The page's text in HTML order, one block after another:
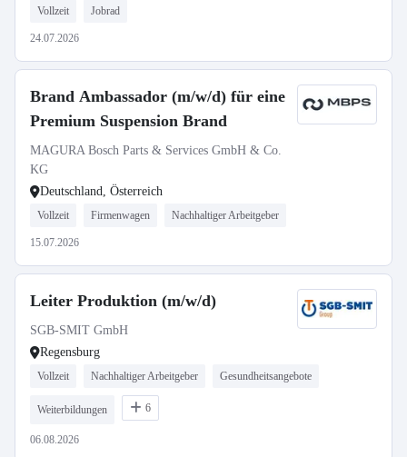
Vollzeit Jobrad
24.07.2026
Brand Ambassador (m/w/d) für eine
Premium Suspension Brand
MAGURA Bosch Parts & Services GmbH & Co.
KG
Deutschland, Österreich
Vollzeit Firmenwagen Nachhaltiger Arbeitgeber
15.07.2026
Leiter Produktion (m/w/d)
SGB-SMIT GmbH
Regensburg
Vollzeit Nachhaltiger Arbeitgeber Gesundheitsangebote
Weiterbildungen 6
06.08.2026